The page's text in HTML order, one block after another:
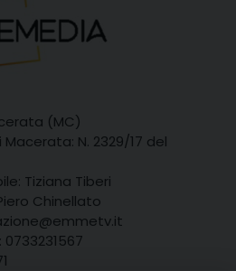
(MC)
N. 2329/17 del
Tiziana Tiberi
Chinellato